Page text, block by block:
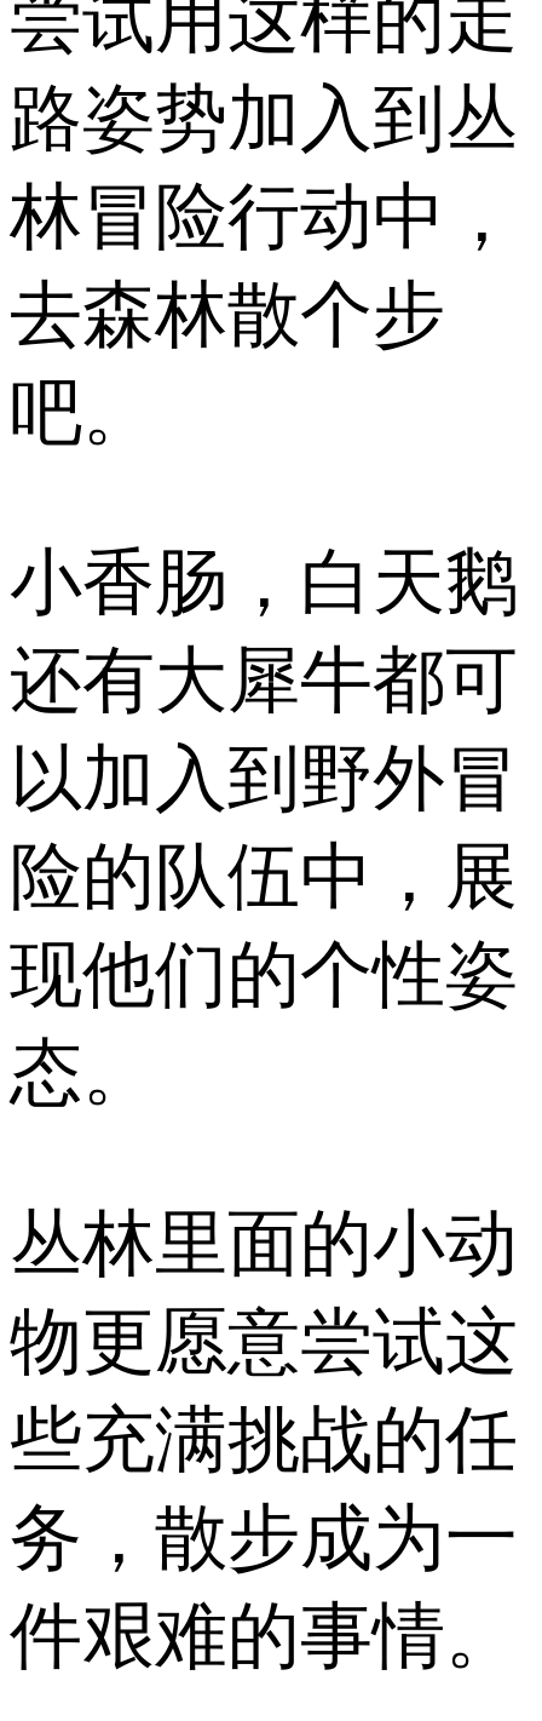
尝试用这样的走
路姿势加入到丛
林冒险行动中，
去森林散个步
吧。
小香肠，白天鹅
还有大犀牛都可
以加入到野外冒
险的队伍中，展
现他们的个性姿
态。
丛林里面的小动
物更愿意尝试这
些充满挑战的任
务，散步成为一
件艰难的事情。